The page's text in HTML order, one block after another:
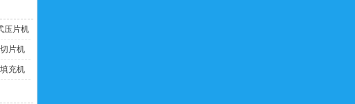
压片机
片机
充机